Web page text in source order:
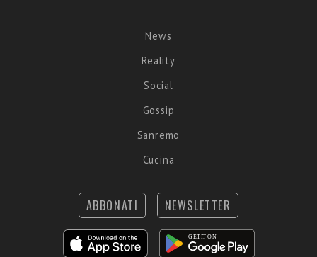
News
Reality
Social
Gossip
Sanremo
Cucina
ABBONATI NEWSLETTER